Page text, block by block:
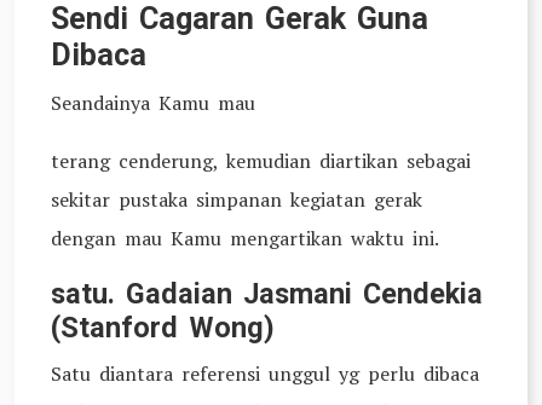
Sendi Cagaran Gerak Guna
Dibaca
Seandainya Kamu mau
terang cenderung, kemudian diartikan sebagai
sekitar pustaka simpanan kegiatan gerak
dengan mau Kamu mengartikan waktu ini.
satu. Gadaian Jasmani Cendekia
(Stanford Wong)
Satu diantara referensi unggul yg perlu dibaca